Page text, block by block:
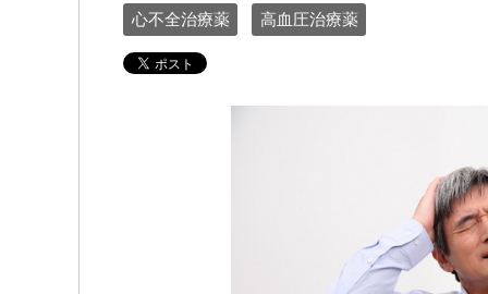
心不全治療薬 高血圧治療薬